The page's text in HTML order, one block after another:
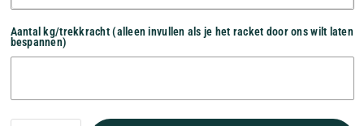
Aantal kg/trekkracht (alleen invullen als je het racket door ons wilt laten
bespannen)